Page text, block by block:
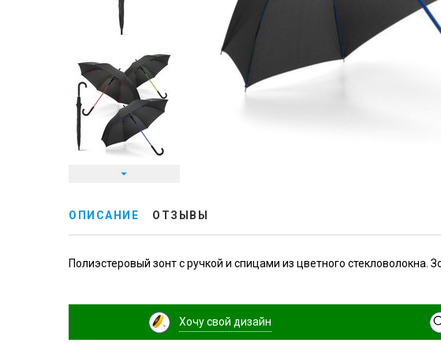
ОПИСАНИЕ ОТЗЫВЫ
Полиэстеровый зонт с ручкой и спицами из цветного
Хочу свой дизайн